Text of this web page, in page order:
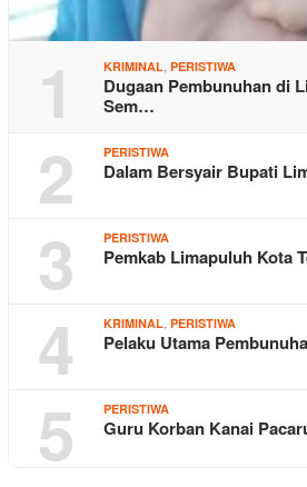
1 KRIMINAL, PERISTIWA
Dugaan Pembunuhan di
Sem…
2 PERISTIWA
Dalam Bersyair Bupati
3 PERISTIWA
Pemkab Limapuluh Kota
4 KRIMINAL, PERISTIWA
Pelaku Utama
5 PERISTIWA
Guru Korban Kanai